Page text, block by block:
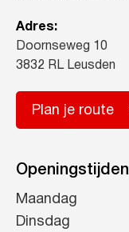
Adres:
Doornseweg 10
3832 RL Leusden
Plan je route
Openingstijden
Maandag
Dinsdag